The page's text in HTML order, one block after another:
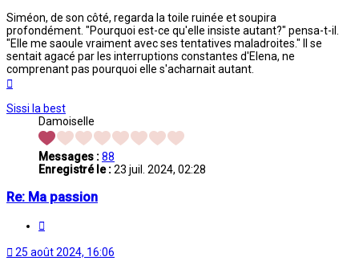
Siméon, de son côté, regarda la toile ruinée et soupira
profondément. "Pourquoi est-ce qu'elle insiste autant?" pensa-t-il.
"Elle me saoule vraiment avec ses tentatives maladroites." Il se
sentait agacé par les interruptions constantes d'Elena, ne
comprenant pas pourquoi elle s'acharnait autant.
Sissi la best
Damoiselle
Messages :88
Enregistré le :23 juil. 2024, 02:28
Re: Ma passion
25 août 2024, 16:06